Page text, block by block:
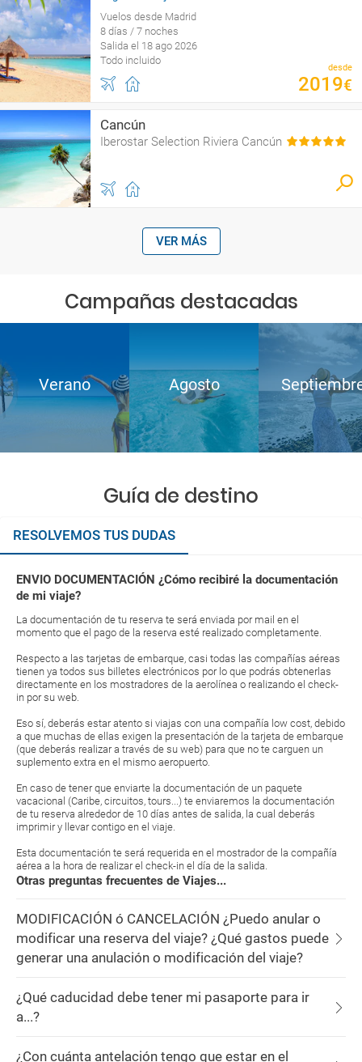
Vuelos desde Madrid
8 días / 7 noches
Salida el 18 ago 2026
Todo incluido
desde
2019€
Cancún
Iberostar Selection Riviera Cancún
VER MÁS
Campañas destacadas
Verano Agosto
Guía de destino
RESOLVEMOS TUS DUDAS
ENVIO DOCUMENTACIÓN ¿Cómo recibiré la documentación
de mi viaje?
La documentación de tu reserva te será enviada por mail en el
momento que el pago de la reserva esté realizado completamente.
Respecto a las tarjetas de embarque, casi todas las compañías aéreas
tienen ya todos sus billetes electrónicos por lo que podrás obtenerlas
directamente en los mostradores de la aerolínea o realizando el check-
in por su web.
Eso sí, deberás estar atento si viajas con una compañía low cost, debido
a que muchas de ellas exigen la presentación de la tarjeta de embarque
(que deberás realizar a través de su web) para que no te carguen un
suplemento extra en el mismo aeropuerto.
En caso de tener que enviarte la documentación de un paquete
vacacional (Caribe, circuitos, tours...) te enviaremos la documentación
de tu reserva alrededor de 10 días antes de salida, la cual deberás
imprimir y llevar contigo en el viaje.
Esta documentación te será requerida en el mostrador de la compañía
aérea a la hora de realizar el check-in el día de la salida.
Otras preguntas frecuentes de Viajes...
MODIFICACIÓN ó CANCELACIÓN ¿Puedo anular o
modificar una reserva del viaje? ¿Qué gastos puede
generar una anulación o modificación del viaje?
¿Qué caducidad debe tener mi pasaporte para ir
a...?
¿Con cuánta antelación tengo que estar en el